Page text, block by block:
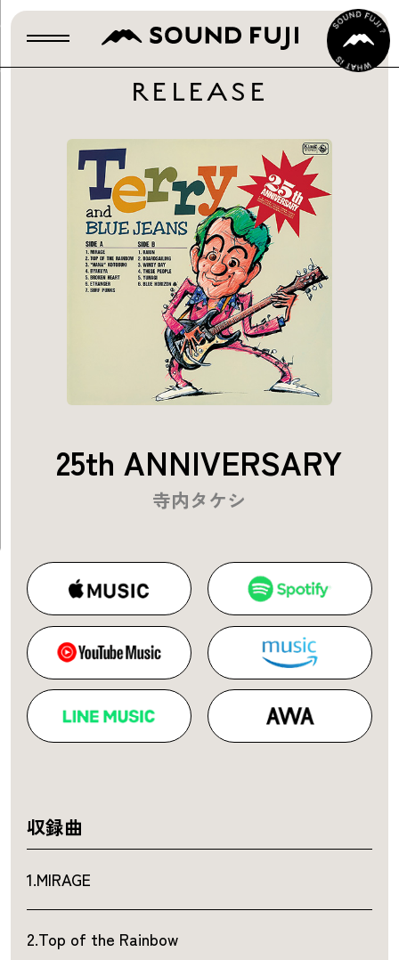
RELEASE
25th ANNIVERSARY
寺内タケシ
収録曲
1.MIRAGE
2.Top of the Rainbow